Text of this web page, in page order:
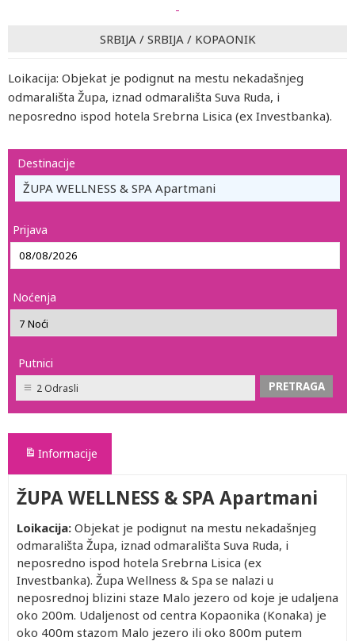
-
SRBIJA / SRBIJA / KOPAONIK
Loikacija: Objekat je podignut na mestu nekadašnjeg
odmarališta Župa, iznad odmarališta Suva Ruda, i
neposredno ispod hotela Srebrna Lisica (ex Investbanka).
Destinacije
ŽUPA WELLNESS & SPA Apartmani
Prijava
Noćenja
Putnici
2 Odrasli
Informacije
ŽUPA WELLNESS & SPA Apartmani
Loikacija: Objekat je podignut na mestu nekadašnjeg
odmarališta Župa, iznad odmarališta Suva Ruda, i
neposredno ispod hotela Srebrna Lisica (ex
Investbanka). Župa Wellness & Spa se nalazi u
neposrednoj blizini staze Malo jezero od koje je udaljena
oko 200m. Udaljenost od centra Kopaonika (Konaka) je
oko 400m stazom Malo jezero ili oko 800m putem